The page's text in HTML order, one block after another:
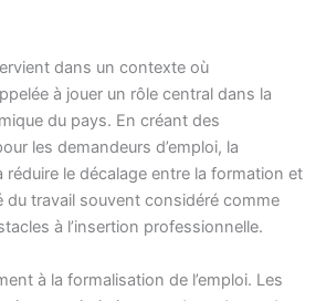
dans un contexte où
à jouer un rôle central dans la
du pays. En créant des
les demandeurs d’emploi, la
le décalage entre la formation et
du travail souvent considéré comme
à l’insertion professionnelle.
à la formalisation de l’emploi. Les